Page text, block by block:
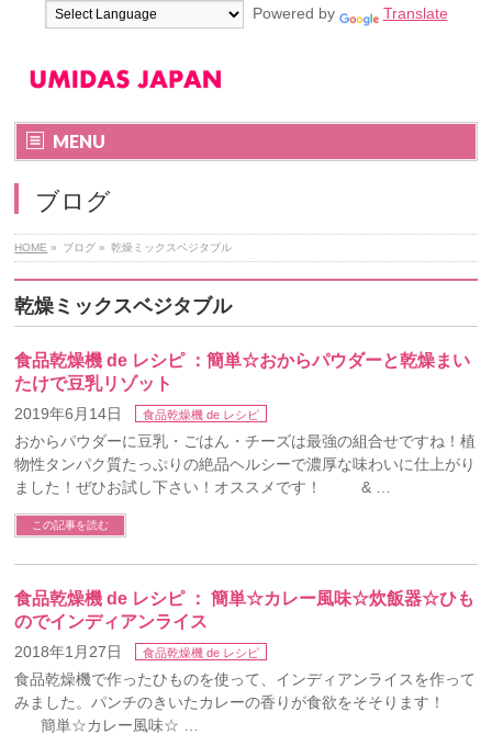
Powered by Translate
MENU
ブログ
HOME » ブログ » 乾燥ミックスベジタブル
乾燥ミックスベジタブル
食品乾燥機 de レシピ ：簡単☆おからパウダーと乾燥まい
たけで豆乳リゾット
2019年6月14日 食品乾燥機 de レシピ
おからパウダーに豆乳・ごはん・チーズは最強の組合せですね！植
物性タンパク質たっぷりの絶品ヘルシーで濃厚な味わいに仕上がり
ました！ぜひお試し下さい！オススメです！ & …
この記事を読む
食品乾燥機 de レシピ ： 簡単☆カレー風味☆炊飯器☆ひも
のでインディアンライス
2018年1月27日 食品乾燥機 de レシピ
食品乾燥機で作ったひものを使って、インディアンライスを作って
みました。パンチのきいたカレーの香りが食欲をそそります！
簡単☆カレー風味☆ …